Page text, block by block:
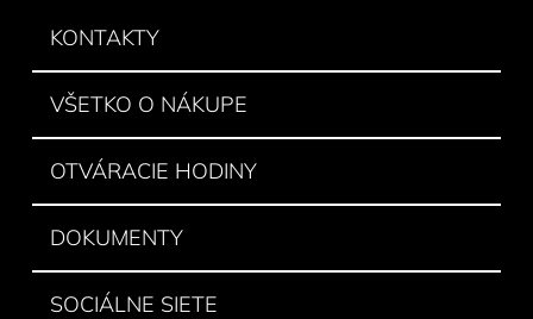
KONTAKTY
VŠETKO O NÁKUPE
OTVÁRACIE HODINY
DOKUMENTY
SOCIÁLNE SIETE